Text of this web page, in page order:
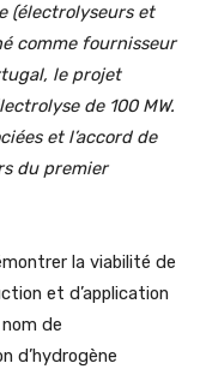
(électrolyseurs et
comme fournisseur
le projet
de 100 MW.
et l’accord de
du premier
la viabilité de
et d’application
de
d’hydrogène